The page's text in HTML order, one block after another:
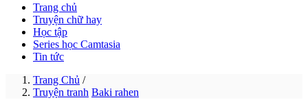
Trang chủ
Truyện chữ hay
Học tập
Series học Camtasia
Tin tức
Trang Chủ /
Truyện tranh Baki rahen